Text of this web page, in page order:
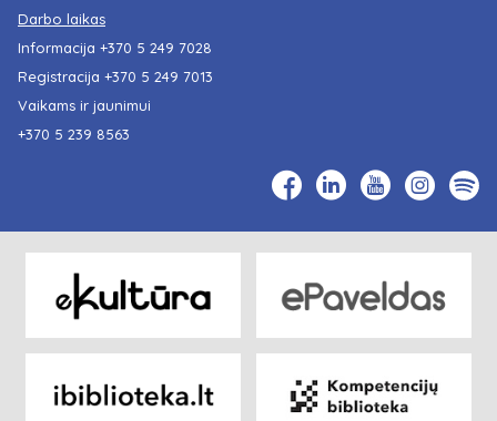
Darbo laikas
Informacija +370 5 249 7028
Registracija +370 5 249 7013
Vaikams ir jaunimui
+370 5 239 8563